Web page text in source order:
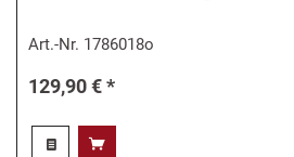
Art.-Nr. 1786018o
129,90 € *